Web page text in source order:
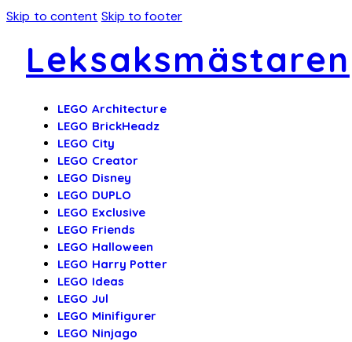
Skip to content Skip to footer
Leksaksmästaren
LEGO Architecture
LEGO BrickHeadz
LEGO City
LEGO Creator
LEGO Disney
LEGO DUPLO
LEGO Exclusive
LEGO Friends
LEGO Halloween
LEGO Harry Potter
LEGO Ideas
LEGO Jul
LEGO Minifigurer
LEGO Ninjago